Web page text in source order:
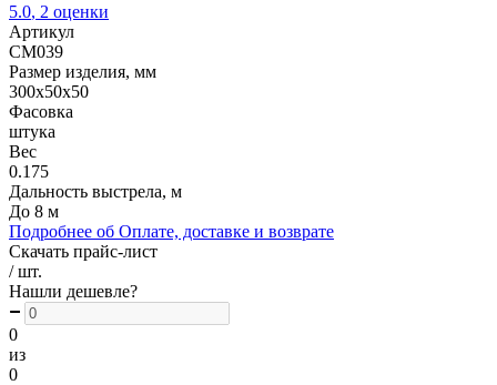
5.0, 2 оценки
Артикул
CM039
Размер изделия, мм
300х50х50
Фасовка
штука
Вес
0.175
Дальность выстрела, м
До 8 м
Подробнее об Оплате, доставке и возврате
Скачать прайс-лист
/ шт.
Нашли дешевле?
0
из
0